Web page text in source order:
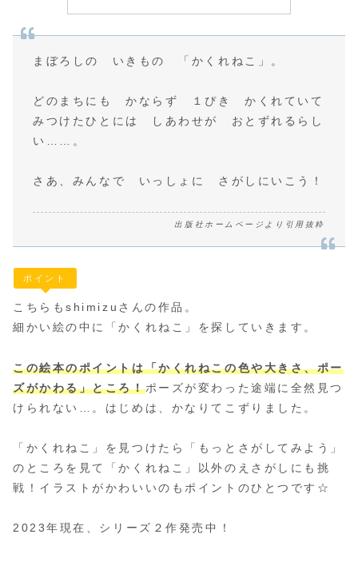
まぼろしの いきもの 「かくれねこ」。
どのまちにも かならず １ぴき かくれていて
みつけたひとには しあわせが おとずれるらし
い……。
さあ、みんなで いっしょに さがしにいこう！
出版社ホームページより引用抜粋
ポイント
こちらもshimizuさんの作品。
細かい絵の中に「かくれねこ」を探していきます。
この絵本のポイントは「かくれねこの色や大きさ、ポー
ズがかわる」ところ！ポーズが変わった途端に全然見つ
けられない…。はじめは、かなりてこずりました。
「かくれねこ」を見つけたら「もっとさがしてみよう」
のところを見て「かくれねこ」以外のえさがしにも挑
戦！イラストがかわいいのもポイントのひとつです☆
2023年現在、シリーズ２作発売中！